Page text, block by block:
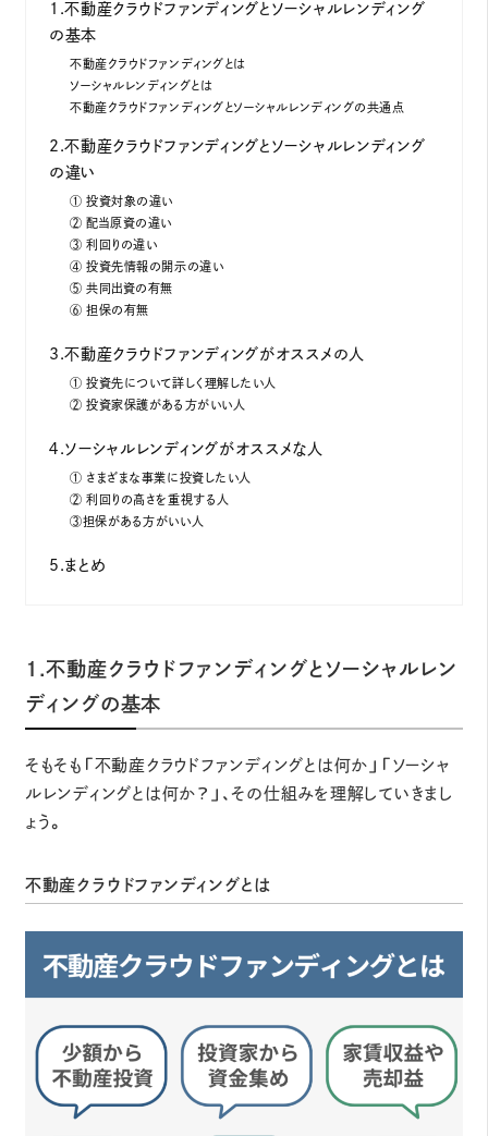
1.不動産クラウドファンディングとソーシャルレンディング
の基本
不動産クラウドファンディングとは
ソーシャルレンディングとは
不動産クラウドファンディングとソーシャルレンディングの共通点
2.不動産クラウドファンディングとソーシャルレンディング
の違い
① 投資対象の違い
② 配当原資の違い
③ 利回りの違い
④ 投資先情報の開示の違い
⑤ 共同出資の有無
⑥ 担保の有無
3.不動産クラウドファンディングがオススメの人
① 投資先について詳しく理解したい人
② 投資家保護がある方がいい人
４.ソーシャルレンディングがオススメな人
① さまざまな事業に投資したい人
② 利回りの高さを重視する人
③担保がある方がいい人
5.まとめ
1.不動産クラウドファンディングとソーシャルレン
ディングの基本
そもそも「不動産クラウドファンディングとは何か」「ソーシャ
ルレンディングとは何か？」、その仕組みを理解していきまし
ょう。
不動産クラウドファンディングとは